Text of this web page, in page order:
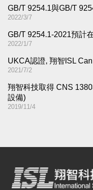
GB/T 9254.1與GB/T
2022/3/7
GB/T 9254.1-2021預計
2022/1/7
UKCA認證, 翔智ISL
2021/7/2
翔智科技取得 CNS
設備)
2019/11/4